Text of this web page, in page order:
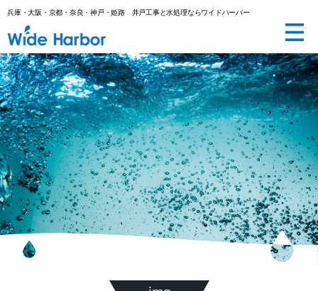
兵庫・大阪・京都・奈良・神戸・姫路 井戸工事と水処理ならワイドハーバー
戸
工
事
と
水
処
理
な
ら
(株)
ワ
イ
ド
ハ
ー
バ
ー|
兵
庫・
大
阪・
京